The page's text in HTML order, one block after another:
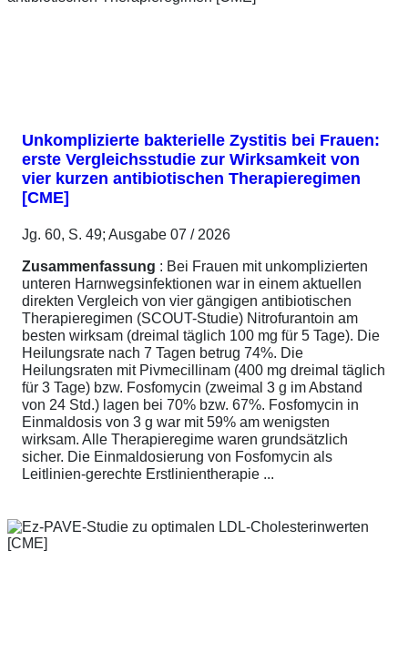
Unkomplizierte bakterielle Zystitis bei Frauen:
erste Vergleichsstudie zur Wirksamkeit von
vier kurzen antibiotischen Therapieregimen
[CME]
Jg. 60, S. 49; Ausgabe 07 / 2026
Zusammenfassung : Bei Frauen mit unkomplizierten
unteren Harnwegsinfektionen war in einem aktuellen
direkten Vergleich von vier gängigen antibiotischen
Therapieregimen (SCOUT-Studie) Nitrofurantoin am
besten wirksam (dreimal täglich 100 mg für 5 Tage). Die
Heilungsrate nach 7 Tagen betrug 74%. Die
Heilungsraten mit Pivmecillinam (400 mg dreimal täglich
für 3 Tage) bzw. Fosfomycin (zweimal 3 g im Abstand
von 24 Std.) lagen bei 70% bzw. 67%. Fosfomycin in
Einmaldosis von 3 g war mit 59% am wenigsten
wirksam. Alle Therapieregime waren grundsätzlich
sicher. Die Einmaldosierung von Fosfomycin als
Leitlinien-gerechte Erstlinientherapie ...